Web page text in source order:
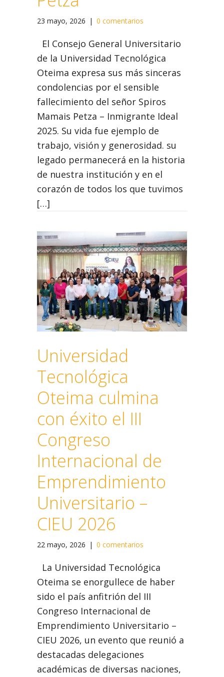
23 mayo, 2026 | 0 comentarios
El Consejo General Universitario
de la Universidad Tecnológica
Oteima expresa sus más sinceras
condolencias por el sensible
fallecimiento del señor Spiros
Mamais Petza – Inmigrante Ideal
2025. Su vida fue ejemplo de
trabajo, visión y generosidad. su
legado permanecerá en la historia
de nuestra institución y en el
corazón de todos los que tuvimos
[…]
Universidad
Tecnológica
Oteima culmina
con éxito el III
Congreso
Internacional de
Emprendimiento
Universitario –
CIEU 2026
22 mayo, 2026 | 0 comentarios
La Universidad Tecnológica
Oteima se enorgullece de haber
sido el país anfitrión del III
Congreso Internacional de
Emprendimiento Universitario –
CIEU 2026, un evento que reunió a
destacadas delegaciones
académicas de diversas naciones,